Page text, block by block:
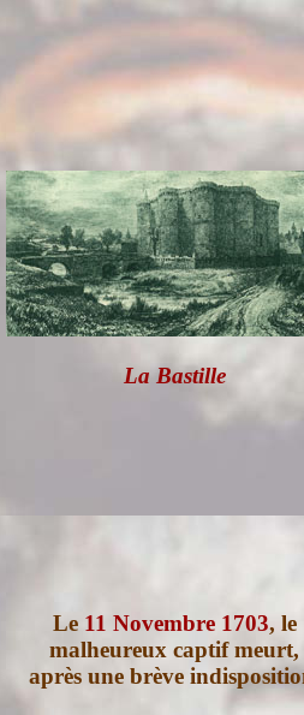
La Bastille
Le 11 Novembre 1703, le
malheureux captif meurt,
après une brève